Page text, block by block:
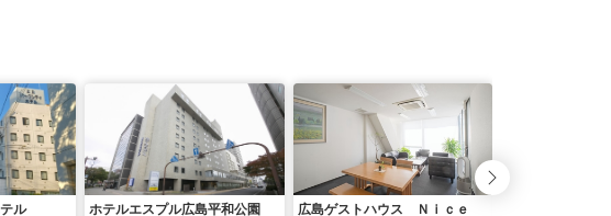
ル ホテルエスプル広島平和公園 広島ゲストハウス Ｎｉｃｅ